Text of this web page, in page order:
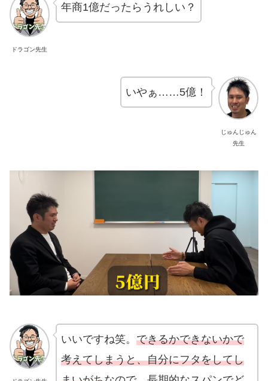
ドラゴン先生
年商1億だったらうれしい？
じゅんじゅん
先生
いやぁ……5億！
いいですね笑。 できるかできないかで
考えてしまうと、自分にフタをしてし